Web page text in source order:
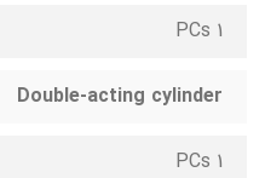
1 PCs
Double-acting cylinder
1 PCs